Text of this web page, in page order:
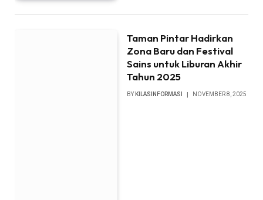
Taman Pintar Hadirkan
Zona Baru dan Festival
Sains untuk Liburan Akhir
Tahun 2025
BY KILASINFORMASI NOVEMBER 8, 2025